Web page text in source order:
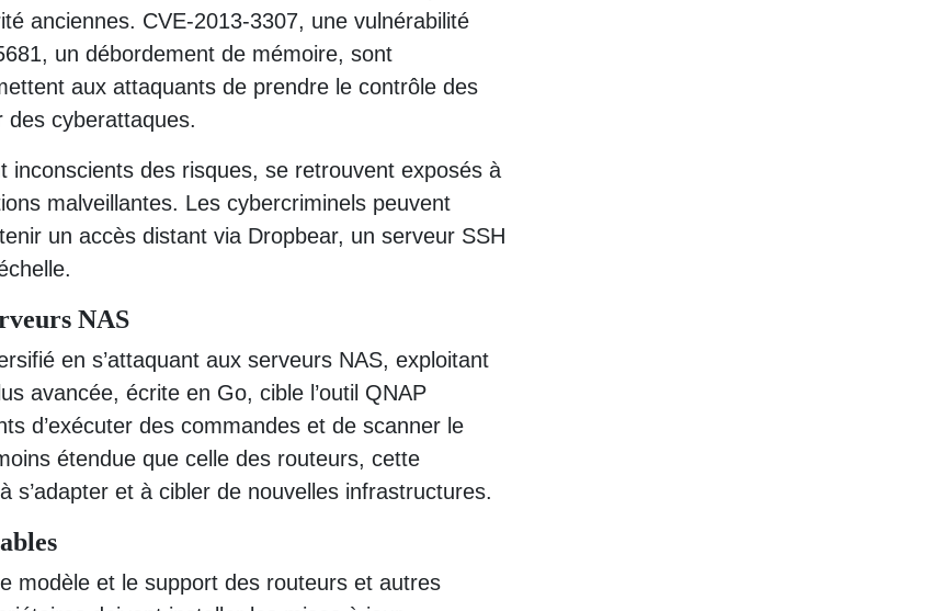
anciennes. CVE-2013-3307, une vulnérabilité
un débordement de mémoire, sont
aux attaquants de prendre le contrôle des
des cyberattaques.
des risques, se retrouvent exposés à
malveillantes. Les cybercriminels peuvent
un accès distant via Dropbear, un serveur SSH
NAS
en s’attaquant aux serveurs NAS, exploitant
avancée, écrite en Go, cible l’outil QNAP
d’exécuter des commandes et de scanner le
étendue que celle des routeurs, cette
s’adapter et à cibler de nouvelles infrastructures.
modèle et le support des routeurs et autres